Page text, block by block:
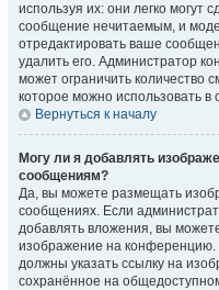
используя их: они легко могут
сообщение нечитаемым, и
отредактировать ваше
удалить его. Администратор
может ограничить количество
которое можно использовать в
Вернуться к началу
Могу ли я добавлять
сообщениям?
Да, вы можете размещать
сообщениях. Если
добавлять вложения, вы
изображение на конференцию.
должны указать ссылку на
сохранённое на